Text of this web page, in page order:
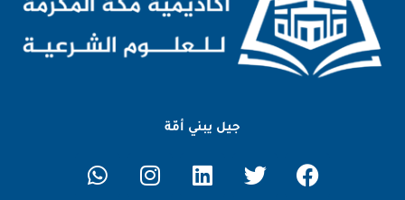
جيل يبني أمّة